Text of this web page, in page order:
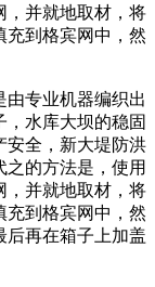
，并就地取材，将
充到格宾网中，然
由专业机器编织出
水库大坝的稳固
安全，新大堤防洪
之的方法是，使用
，并就地取材，将
充到格宾网中，然
后再在箱子上加盖